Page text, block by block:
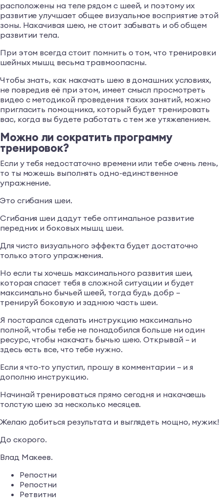
расположены на теле рядом с шеей, и поэтому их
развитие улучшает общее визуальное восприятие этой
зоны. Накачивая шею, не стоит забывать и об общем
развитии тела.
При этом всегда стоит помнить о том, что тренировки
шейных мышц весьма травмоопасны.
Чтобы знать, как накачать шею в домашних условиях,
не повредив её при этом, имеет смысл просмотреть
видео с методикой проведения таких занятий, можно
пригласить помощника, который будет тренировать
вас, когда вы будете работать с тем же утяжелением.
Можно ли сократить программу
тренировок?
Если у тебя недостаточно времени или тебе очень лень,
то ты можешь выполнять одно-единственное
упражнение.
Это сгибания шеи.
Сгибания шеи дадут тебе оптимальное развитие
передних и боковых мышц шеи.
Для чисто визуального эффекта будет достаточно
только этого упражнения.
Но если ты хочешь максимального развития шеи,
которая спасет тебя в сложной ситуации и будет
максимально бычьей шеей, тогда будь добр –
тренируй боковую и заднюю часть шеи.
Я постарался сделать инструкцию максимально
полной, чтобы тебе не понадобился больше ни один
ресурс, чтобы накачать бычью шею. Открывай – и
здесь есть все, что тебе нужно.
Если я что-то упустил, прошу в комментарии – и я
дополню инструкцию.
Начинай тренироваться прямо сегодня и накачаешь
толстую шею за несколько месяцев.
Желаю добиться результата и выглядеть мощно, мужик!
До скорого.
Влад Макеев.
Репостни
Репостни
Ретвитни